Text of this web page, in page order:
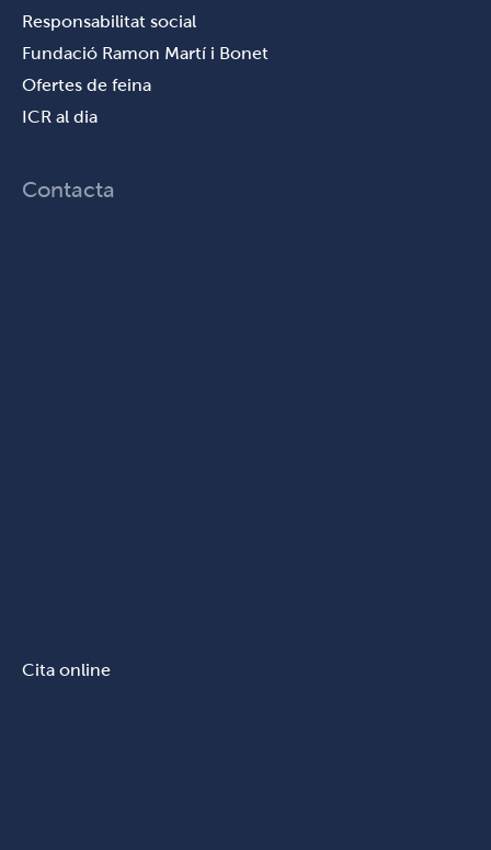
Responsabilitat social
Fundació Ramon Martí i Bonet
Ofertes de feina
ICR al dia
Contacta
Cita online